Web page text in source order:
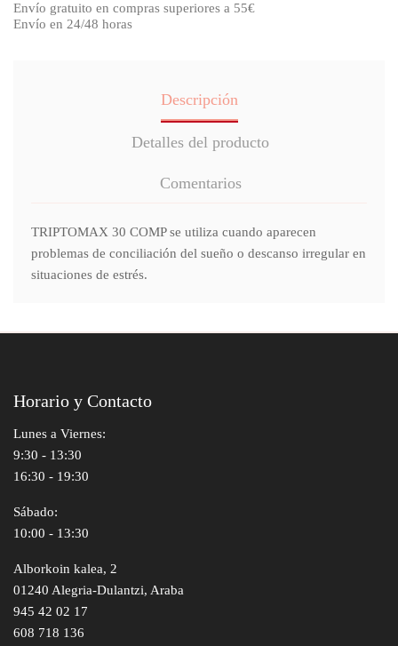
Envío gratuito en compras superiores a 55€
Envío en 24/48 horas
Descripción
Detalles del producto
Comentarios
TRIPTOMAX 30 COMP se utiliza cuando aparecen
problemas de conciliación del sueño o descanso irregular en
situaciones de estrés.
Horario y Contacto
Lunes a Viernes:
9:30 - 13:30
16:30 - 19:30
Sábado:
10:00 - 13:30
Alborkoin kalea, 2
01240 Alegria-Dulantzi, Araba
945 42 02 17
608 718 136